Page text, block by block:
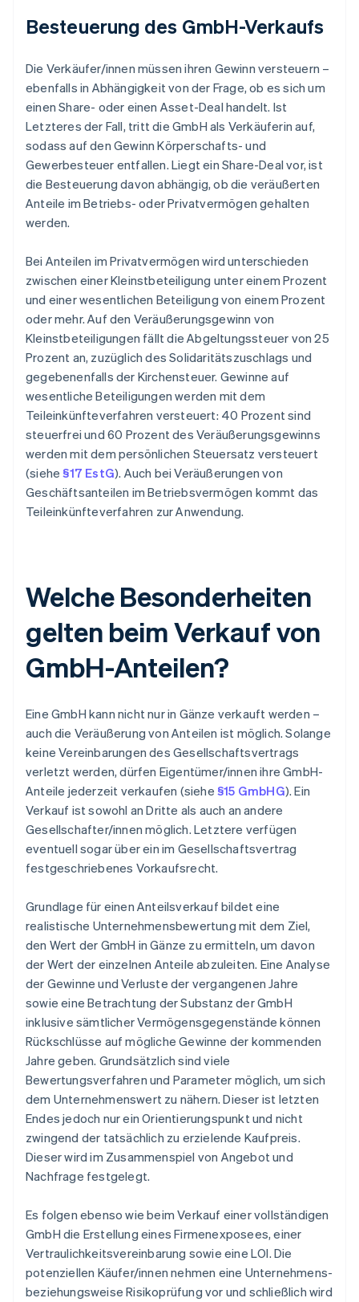
Besteuerung des GmbH-Verkaufs
Die Verkäufer/innen müssen ihren Gewinn versteuern –
ebenfalls in Abhängigkeit von der Frage, ob es sich um
einen Share- oder einen Asset-Deal handelt. Ist
Letzteres der Fall, tritt die GmbH als Verkäuferin auf,
sodass auf den Gewinn Körperschafts- und
Gewerbesteuer entfallen. Liegt ein Share-Deal vor, ist
die Besteuerung davon abhängig, ob die veräußerten
Anteile im Betriebs- oder Privatvermögen gehalten
werden.
Bei Anteilen im Privatvermögen wird unterschieden
zwischen einer Kleinstbeteiligung unter einem Prozent
und einer wesentlichen Beteiligung von einem Prozent
oder mehr. Auf den Veräußerungsgewinn von
Kleinstbeteiligungen fällt die Abgeltungssteuer von 25
Prozent an, zuzüglich des Solidaritätszuschlags und
gegebenenfalls der Kirchensteuer. Gewinne auf
wesentliche Beteiligungen werden mit dem
Teileinkünfteverfahren versteuert: 40 Prozent sind
steuerfrei und 60 Prozent des Veräußerungsgewinns
werden mit dem persönlichen Steuersatz versteuert
(siehe§17 EstG). Auch bei Veräußerungen von
Geschäftsanteilen im Betriebsvermögen kommt das
Teileinkünfteverfahren zur Anwendung.
Welche Besonderheiten
gelten beim Verkauf von
GmbH-Anteilen?
Eine GmbH kann nicht nur in Gänze verkauft werden –
auch die Veräußerung von Anteilen ist möglich. Solange
keine Vereinbarungen des Gesellschaftsvertrags
verletzt werden, dürfen Eigentümer/innen ihre GmbH-
Anteile jederzeit verkaufen (siehe §15 GmbHG). Ein
Verkauf ist sowohl an Dritte als auch an andere
Gesellschafter/innen möglich. Letztere verfügen
eventuell sogar über ein im Gesellschaftsvertrag
festgeschriebenes Vorkaufsrecht.
Grundlage für einen Anteilsverkauf bildet eine
realistische Unternehmensbewertung mit dem Ziel,
den Wert der GmbH in Gänze zu ermitteln, um davon
der Wert der einzelnen Anteile abzuleiten. Eine Analyse
der Gewinne und Verluste der vergangenen Jahre
sowie eine Betrachtung der Substanz der GmbH
inklusive sämtlicher Vermögensgegenstände können
Rückschlüsse auf mögliche Gewinne der kommenden
Jahre geben. Grundsätzlich sind viele
Bewertungsverfahren und Parameter möglich, um sich
dem Unternehmenswert zu nähern. Dieser ist letzten
Endes jedoch nur ein Orientierungspunkt und nicht
zwingend der tatsächlich zu erzielende Kaufpreis.
Dieser wird im Zusammenspiel von Angebot und
Nachfrage festgelegt.
Es folgen ebenso wie beim Verkauf einer vollständigen
GmbH die Erstellung eines Firmenexposees, einer
Vertraulichkeitsvereinbarung sowie eine LOI. Die
potenziellen Käufer/innen nehmen eine Unternehmens-
beziehungsweise Risikoprüfung vor und schließlich wird